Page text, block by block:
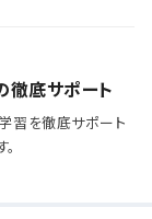
徹底サポート
習を徹底サポート